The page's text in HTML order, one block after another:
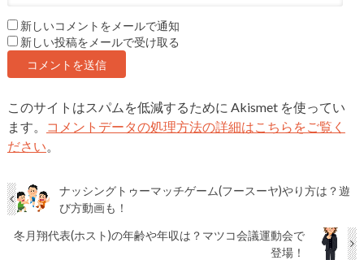
新しいコメントをメールで通知
新しい投稿をメールで受け取る
このサイトはスパムを低減するために Akismet を使ってい
ます。
コメントデータの処理方法の詳細はこちらをご覧く
ださい。
ナッシングトゥーマッチゲーム(フースーヤ)やり方は？遊
び方動画も！
冬月翔代表(ホスト)の年齢や年収は？マツコ会議運動会で
登場！